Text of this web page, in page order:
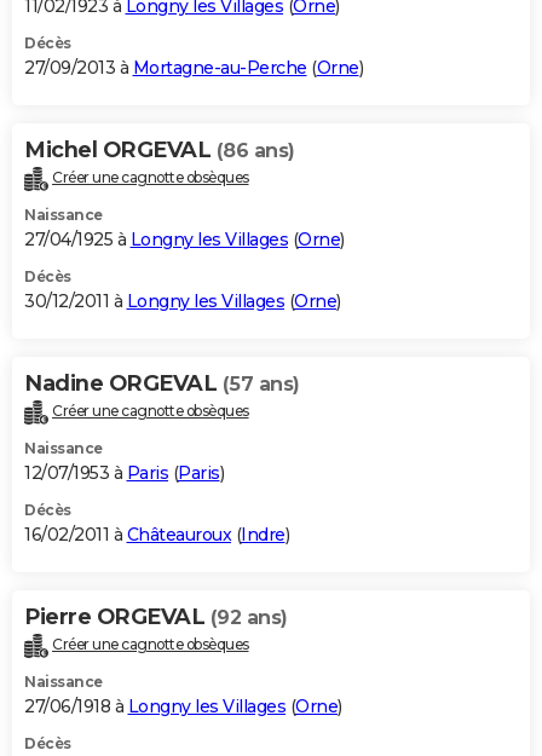
11/02/1923 à Longny les Villages (Orne)
Décès
27/09/2013 à Mortagne-au-Perche (Orne)
Michel ORGEVAL (86 ans)
Créer une cagnotte obsèques
Naissance
27/04/1925 à Longny les Villages (Orne)
Décès
30/12/2011 à Longny les Villages (Orne)
Nadine ORGEVAL (57 ans)
Créer une cagnotte obsèques
Naissance
12/07/1953 à Paris (Paris)
Décès
16/02/2011 à Châteauroux(Indre)
Pierre ORGEVAL (92 ans)
Créer une cagnotte obsèques
Naissance
27/06/1918 à Longny les Villages (Orne)
Décès